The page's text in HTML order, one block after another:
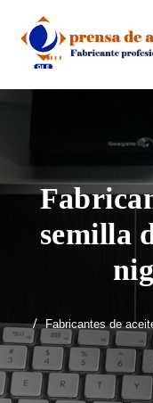
content
semilla
Fabricantes de